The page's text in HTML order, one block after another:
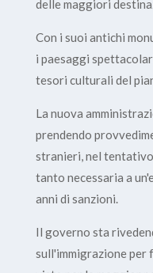
delle maggiori
Con i suoi antichi
i paesaggi
tesori culturali del
La nuova
prendendo
stranieri, nel
tanto necessaria a
anni di sanzioni.
Il governo sta
sull'immigrazione per